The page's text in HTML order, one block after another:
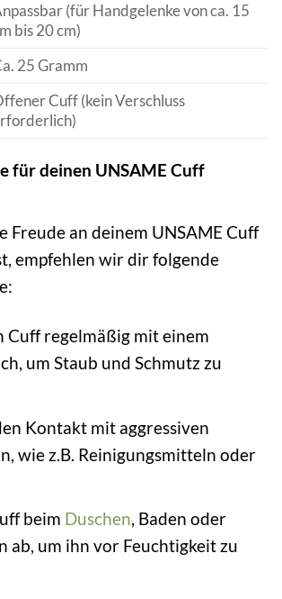
(für Handgelenke von ca. 15
bis 20 cm)
25 Gramm
Cuff (kein Verschluss
für deinen UNSAME Cuff
Freude an deinem UNSAME Cuff
empfehlen wir dir folgende
Cuff regelmäßig mit einem
um Staub und Schmutz zu
Kontakt mit aggressiven
wie z.B. Reinigungsmitteln oder
beim Duschen, Baden oder
ab, um ihn vor Feuchtigkeit zu